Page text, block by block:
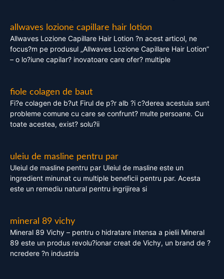
allwaves lozione capillare hair lotion
Allwaves Lozione Capillare Hair Lotion ?n acest articol, ne
focus?m pe produsul „Allwaves Lozione Capillare Hair Lotion”
– o lo?iune capilar? inovatoare care ofer? multiple
fiole colagen de baut
Fi?e colagen de b?ut Firul de p?r alb ?i c?derea acestuia sunt
probleme comune cu care se confrunt? multe persoane. Cu
toate acestea, exist? solu?ii
uleiu de masline pentru par
Uleiul de masline pentru par Uleiul de masline este un
ingredient minunat cu multiple beneficii pentru par. Acesta
este un remediu natural pentru ingrijirea si
mineral 89 vichy
Mineral 89 Vichy – pentru o hidratare intensa a pielii Mineral
89 este un produs revolu?ionar creat de Vichy, un brand de ?
ncredere ?n industria